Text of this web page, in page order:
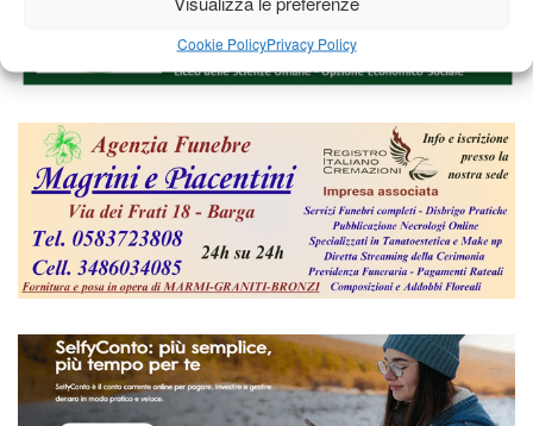
Cookie PolicyPrivacy Policy